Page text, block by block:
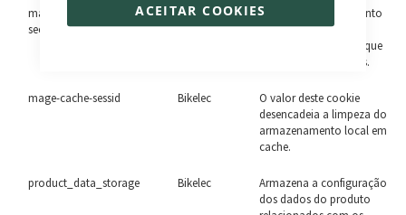
ACEITAR COOKIES
mage-cache-storage-
section-invalidation
Bikelec
Força o armazenamento
local de secções de
conteúdo específicas que
devem ser invalidadas.
mage-cache-sessid Bikelec
O valor deste cookie
desencadeia a limpeza do
armazenamento local em
cache.
product_data_storage Bikelec
Armazena a configuração
dos dados do produto